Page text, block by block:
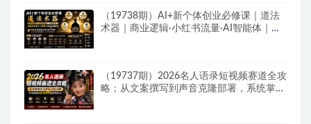
（19738期）AI+新个体创业必修课｜道法
术器｜商业逻辑·小红书流量·AI智能体｜低
（19737期）2026名人语录短视频赛道全攻
略；从文案撰写到声音克隆部署，系统掌握